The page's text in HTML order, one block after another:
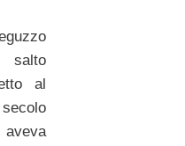
salto
al